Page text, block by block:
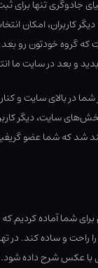
جادوگری تنها برای
کاربران، امکان
گروه خودتون رو بعد
و بعد در سایت ما
شما در بالای سایت و
سایت، دیگر
شد که شما عضو
برای شما آماده کردیم
راحت و ساده کند. در
عکس شرح داده شود.